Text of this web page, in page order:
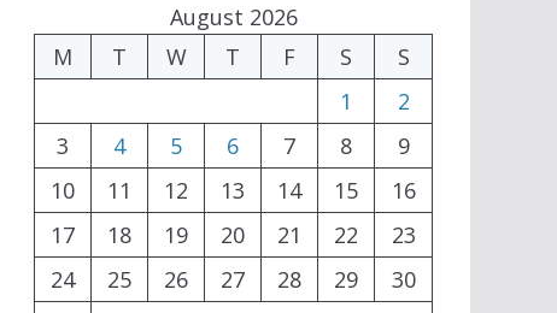
August 2026
M
T W T F S
S
1
2
3
4 5 6 7 8
9
10
11 12 13 14 15
16
17
18 19 20 21 22
23
24
25 26 27 28 29
30